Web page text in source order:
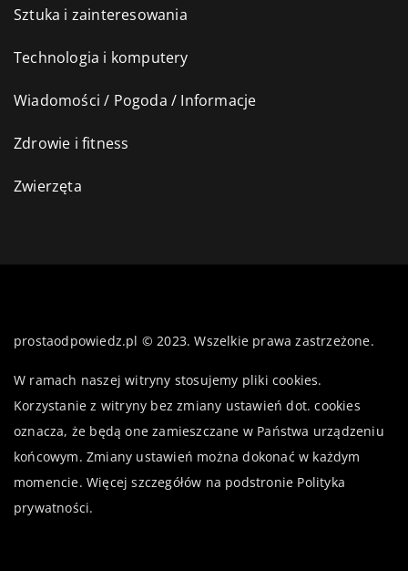
Sztuka i zainteresowania
Technologia i komputery
Wiadomości / Pogoda / Informacje
Zdrowie i fitness
Zwierzęta
prostaodpowiedz.pl © 2023. Wszelkie prawa zastrzeżone.
W ramach naszej witryny stosujemy pliki cookies.
Korzystanie z witryny bez zmiany ustawień dot. cookies
oznacza, że będą one zamieszczane w Państwa urządzeniu
końcowym. Zmiany ustawień można dokonać w każdym
momencie. Więcej szczegółów na podstronie Polityka
prywatności.